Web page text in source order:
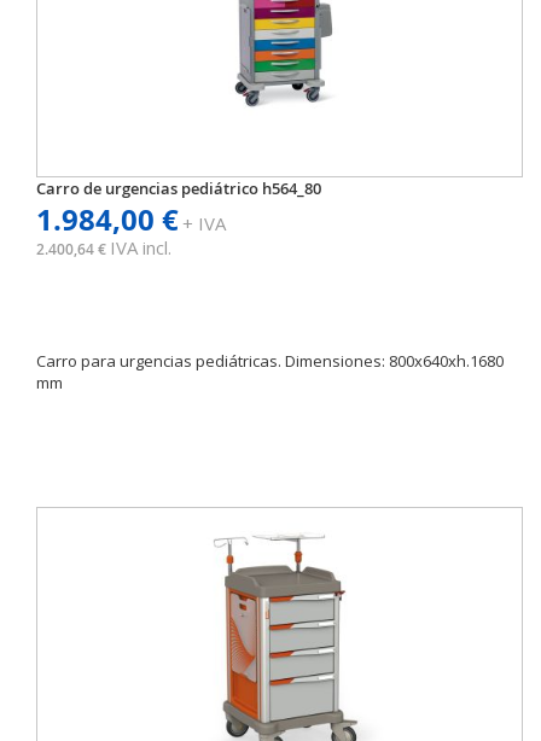
Carro de urgencias pediátrico h564_80
1.984,00 €+ IVA
2.400,64 € IVA incl.
Carro para urgencias pediátricas. Dimensiones: 800x640xh.1680
mm